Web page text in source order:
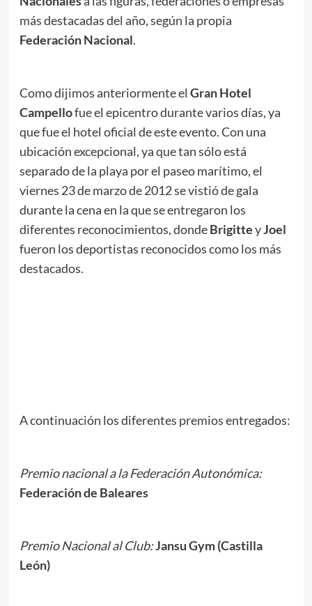
más destacadas del año, según la propia
Federación Nacional.
Como dijimos anteriormente el Gran Hotel
Campellofue el epicentro durante varios días, ya
que fue el hotel oficial de este evento. Con una
ubicación excepcional, ya que tan sólo está
separado de la playa por el paseo marítimo, el
viernes 23 de marzo de 2012 se vistió de gala
durante la cena en la que se entregaron los
diferentes reconocimientos, dondeBrigitteyJoel
fueron los deportistas reconocidos como los más
destacados.
A continuación los diferentes premios entregados:
Premio nacional a la Federación Autonómica:
Federación de Baleares
Premio Nacional al Club:Jansu Gym (Castilla
León)